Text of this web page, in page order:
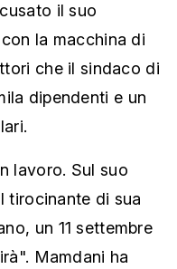
il suo
la macchina di
che il sindaco di
dipendenti e un
lavoro. Sul suo
tirocinante di sua
un 11 settembre
Mamdani ha